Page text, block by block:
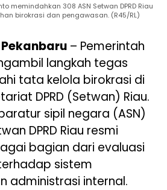
memindahkan 308 ASN Setwan DPRD Riau
birokrasi dan pengawasan. (R45/RL)
– Pemerintah
langkah tegas
tata kelola birokrasi di
DPRD (Setwan) Riau.
sipil negara (ASN)
DPRD Riau resmi
bagian dari evaluasi
sistem
administrasi internal.